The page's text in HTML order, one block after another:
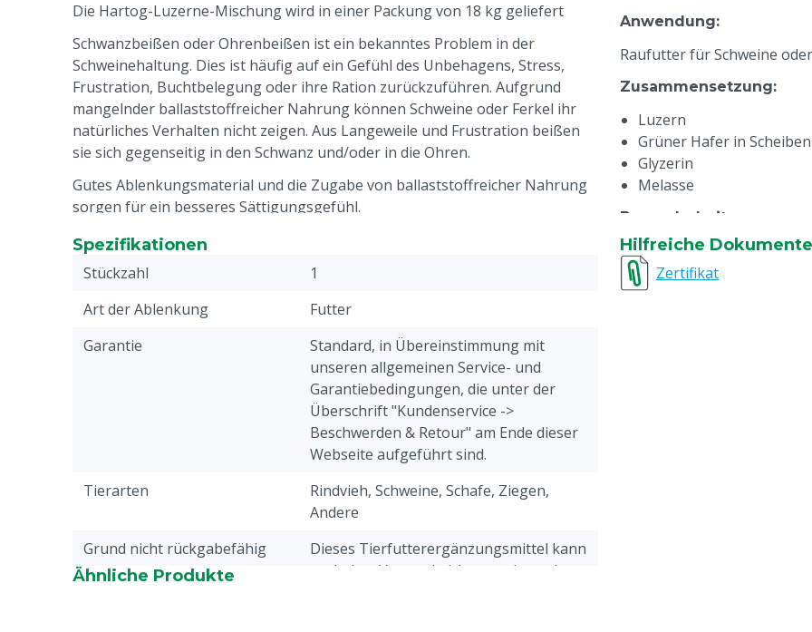
Die Hartog-Luzerne-Mischung wird in einer Packung von 18 kg geliefert
Schwanzbeißen oder Ohrenbeißen ist ein bekanntes Problem in der
Schweinehaltung. Dies ist häufig auf ein Gefühl des Unbehagens, Stress,
Frustration, Buchtbelegung oder ihre Ration zurückzuführen. Aufgrund
mangelnder ballaststoffreicher Nahrung können Schweine oder Ferkel ihr
natürliches Verhalten nicht zeigen. Aus Langeweile und Frustration beißen
sie sich gegenseitig in den Schwanz und/oder in die Ohren.
Gutes Ablenkungsmaterial und die Zugabe von ballaststoffreicher Nahrung
sorgen für ein besseres Sättigungsgefühl.
Hartog Luzerne ist eine künstlich getrocknete Luzerne, die bei höheren
Hilft gegen Schwanz- und Ohrenbeißen bei Schweinen
Zur Förderung der gesunden Pansenentwicklung bei Kälbern
Anwendung:
Raufutter für Schweine
Zusammensetzung:
Luzern
Grüner Hafer in Scheiben
Glyzerin
Melasse
Besonderheiten
Haltbarkeit: 1 Jahr ab dem
Spezifikationen
Stückzahl
1
Art der Ablenkung
Futter
Garantie
Standard, in Übereinstimmung mit
unseren allgemeinen Service- und
Garantiebedingungen, die unter der
Überschrift "Kundenservice ->
Beschwerden & Retour" am Ende dieser
Webseite aufgeführt sind.
Tierarten
Rindvieh, Schweine, Schafe, Ziegen,
Andere
Grund nicht rückgabefähig
Dieses Tierfutterergänzungsmittel kann
nach dem Versand nicht storniert oder
Hilfreiche Dokumente
Zertifikat
Ähnliche Produkte